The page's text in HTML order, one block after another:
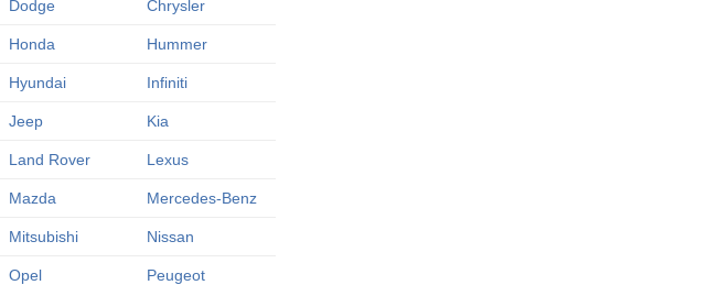
Dodge Chrysler
Honda Hummer
Hyundai Infiniti
Jeep Kia
Land Rover Lexus
Mazda Mercedes-Benz
Mitsubishi Nissan
Opel Peugeot